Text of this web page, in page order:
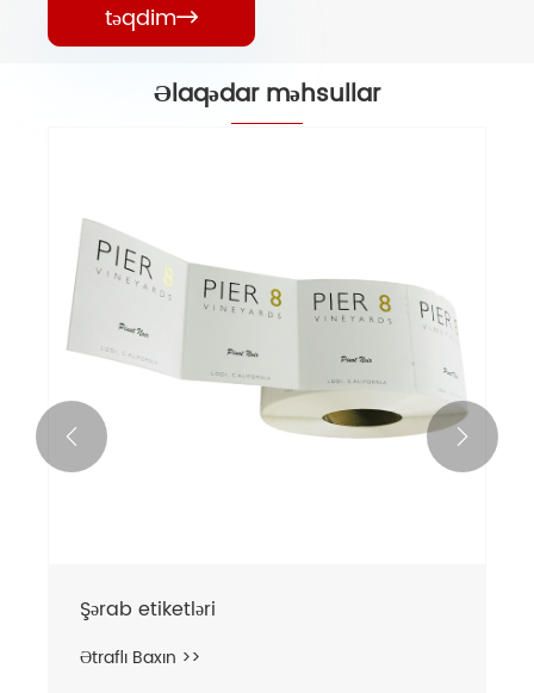
təqdim
Əlaqədar məhsullar
Şərab etiketləri
Ətraflı Baxın >>
 